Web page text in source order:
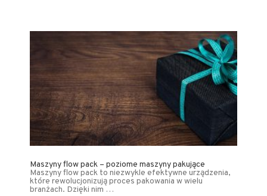
Maszyny flow pack – poziome maszyny pakujące
Maszyny flow pack to niezwykle efektywne urządzenia,
które rewolucjonizują proces pakowania w wielu
branżach. Dzięki nim …